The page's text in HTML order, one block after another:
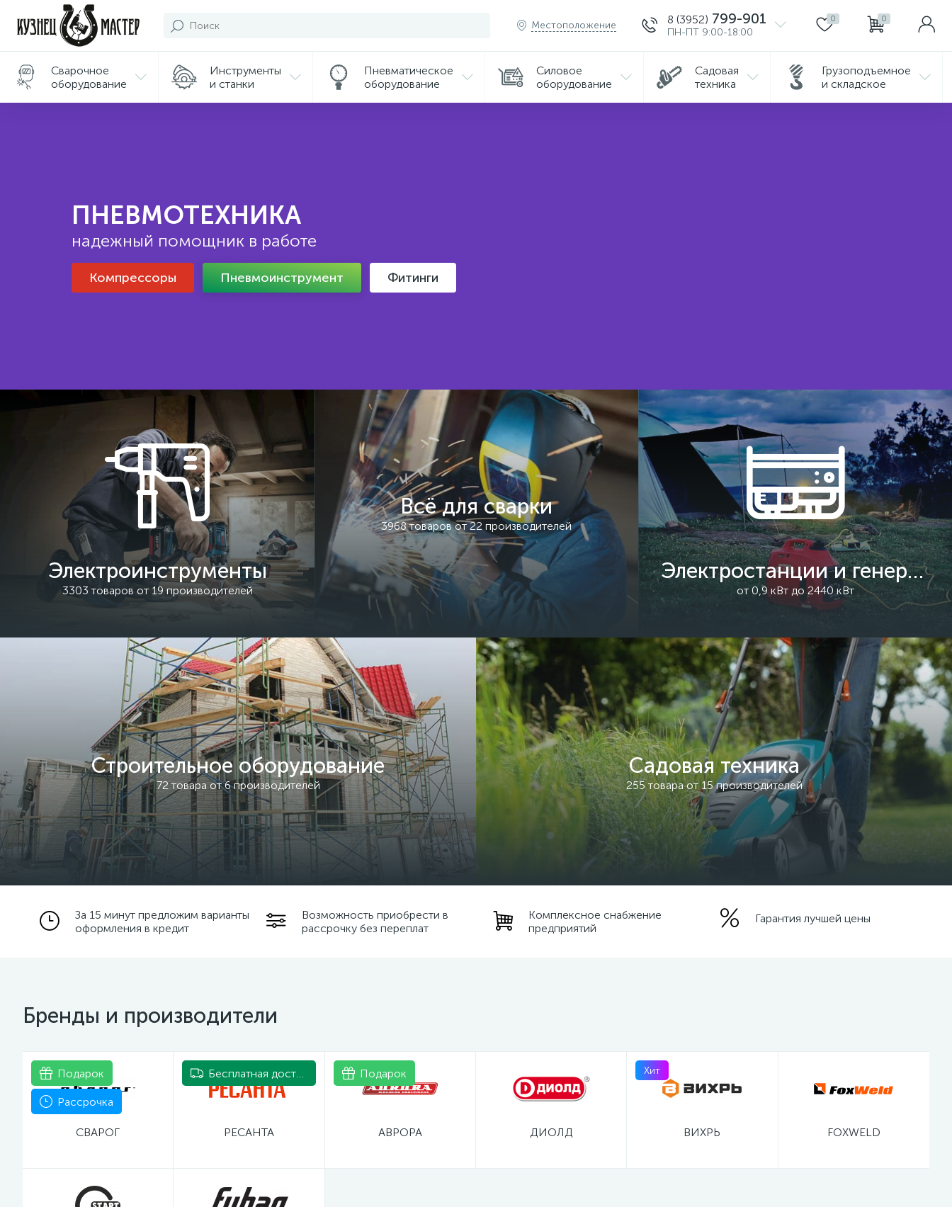
Местоположение 8 (3952) 799-901
ПН-ПТ 9:00-18:00
0 0
Сварочное
оборудование
Инструменты
и станки
Пневматическое
оборудование
Силовое
оборудование
Садовая
техника
Грузоподъемное
и складское
ПНЕВМОТЕХНИКА
надежный помощник в работе
Компрессоры Пневмоинструмент Фитинги
Электроинструменты
3303 товаров от 19 производителей
Всё для сварки
3968 товаров от 22 производителей
Электростанции и генераторы
от 0,9 кВт до 2440 кВт
Строительное оборудование
72 товара от 6 производителей
Садовая техника
255 товара от 15 производителей
За 15 минут предложим варианты
оформления в кредит
Возможность приобрести в
рассрочку без переплат
Комплексное снабжение
предприятий
Гарантия лучшей цены
Бренды и производители
Подарок
Рассрочка
СВАРОГ
Бесплатная доставка
РЕСАНТА
Подарок
АВРОРА ДИОЛД
Хит
ВИХРЬ FOXWELD